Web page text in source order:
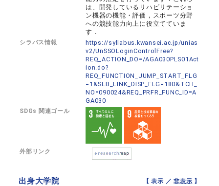
は、開発しているリハビリテーショ
ン機器の機能・評価，スポーツ分野
への競技能力向上に役立てていま
す．
シラバス情報
https://syllabus.kwansei.ac.jp/unias
v2/UnSSOLoginControlFree?
REQ_ACTION_DO=/AGA030PLS01Act
ion.do?
REQ_FUNCTION_JUMP_START_FLG
=1&SLB_LINK_DISP_FLG=180&TCH_
NO=090024&REQ_PRFR_FUNC_ID=A
GA030
SDGs 関連ゴール
外部リンク
出身大学院 【 表示 ／非表示 】